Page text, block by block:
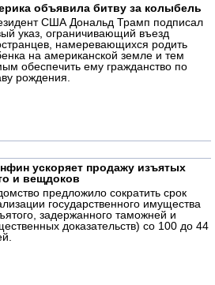
объявила битву за колыбель
США Дональд Трамп подписал
указ, ограничивающий въезд
намеревающихся родить
на американской земле и тем
обеспечить ему гражданство по
рождения.
ускоряет продажу изъятых
и вещдоков
предложило сократить срок
государственного имущества
задержанного таможней и
доказательств) со 100 до 44